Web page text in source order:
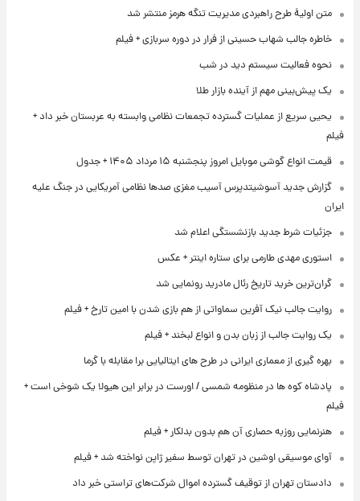
متن اولیۀ طرح راهبردی مدیریت تنگه هرمز منتشر شد
خاطره جالب شهاب حسینی از فرار در دوره سربازی + فیلم
نحوه فعالیت سیستم دید در شب
یک پیش‌بینی مهم از آینده بازار طلا
یحیی سریع از عملیات گسترده تجمعات نظامی وابسته به عربستان خبر داد +
فیلم
قیمت انواع گوشی موبایل امروز پنجشنبه ۱۵ مرداد ۱۴۰۵ + جدول
گزارش جدید آسوشیتدپرس آسیب مغزی صدها نظامی آمریکایی در جنگ علیه
ایران
جزئیات شرط جدید بازنشستگی اعلام شد
استوری مهدی طارمی برای ستاره اینتر + عکس
گران‌ترین خرید تاریخ رئال مادرید رونمایی شد
روایت جالب نیک آفرین سماواتی از هم بازی شدن با امین تارخ + فیلم
یک روایت جالب از زبان بدن و انواع لبخند + فیلم
بهره گیری از معماری ایرانی در طرح های ایتالیایی برا مقابله با گرما
پادشاه کوه ها در منظومه شمسی / اورست در برابر این هیولا یک شوخی است +
فیلم
هنرنمایی روزبه حصاری آن هم بدون بدلکار + فیلم
آوای موسیقی اوشین در تهران توسط سفیر ژاپن نواخته شد + فیلم
دادستان تهران از توقیف گسترده اموال شرکت‌های تراستی خبر داد